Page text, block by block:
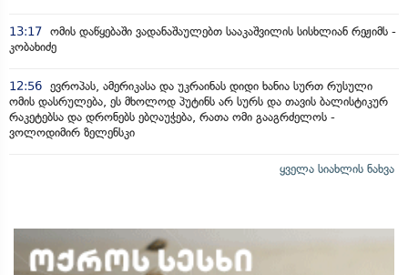
13:17 ომის დაწყებაში ვადანაშაულებთ სააკაშვილის სისხლიან რეჟიმს -
კობახიძე
12:56 ევროპას, ამერიკასა და უკრაინას დიდი ხანია სურთ რუსული
ომის დასრულება, ეს მხოლოდ პუტინს არ სურს და თავის ბალისტიკურ
რაკეტებსა და დრონებს ებღაუჭება, რათა ომი გააგრძელოს -
ვოლოდიმირ ზელენსკი
ყველა სიახლის ნახვა